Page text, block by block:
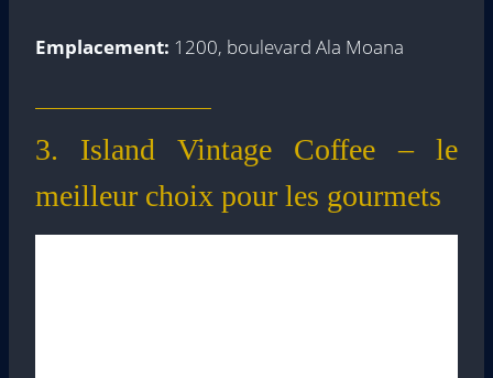
Emplacement: 1200, boulevard Ala Moana
3. Island Vintage Coffee – le
meilleur choix pour les gourmets